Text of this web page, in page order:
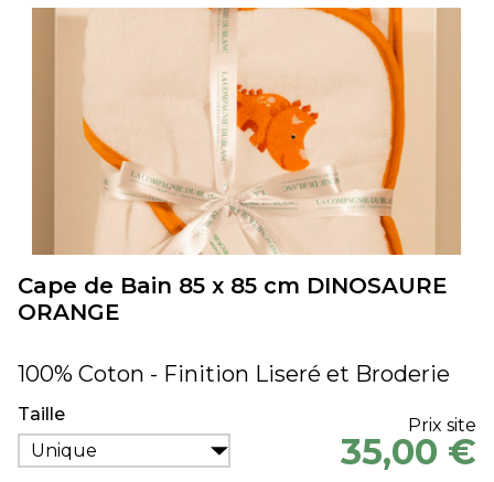
Cape de Bain 85 x 85 cm DINOSAURE
ORANGE
100% Coton - Finition Liseré et Broderie
Taille
Unique
Prix site
35,00 €